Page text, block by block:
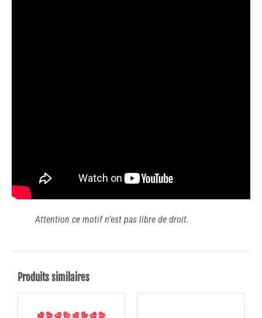
Attention ce motif n’est pas libre de droit.
Produits similaires